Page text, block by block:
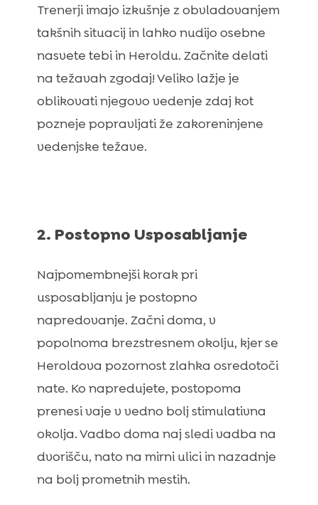
Trenerji imajo izkušnje z obvladovanjem
takšnih situacij in lahko nudijo osebne
nasvete tebi in Heroldu. Začnite delati
na težavah zgodaj! Veliko lažje je
oblikovati njegovo vedenje zdaj kot
pozneje popravljati že zakoreninjene
vedenjske težave.
2. Postopno Usposabljanje
Najpomembnejši korak pri
usposabljanju je postopno
napredovanje. Začni doma, v
popolnoma brezstresnem okolju, kjer se
Heroldova pozornost zlahka osredotoči
nate. Ko napredujete, postopoma
prenesi vaje v vedno bolj stimulativna
okolja. Vadbo doma naj sledi vadba na
dvorišču, nato na mirni ulici in nazadnje
na bolj prometnih mestih.